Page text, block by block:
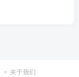
关于我们